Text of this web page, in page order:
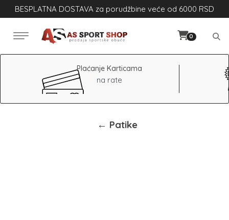
BESPLATNA DOSTAVA za porudžbine veće od 6000 RSD
0
Plaćanje Karticama
na rate
← Patike